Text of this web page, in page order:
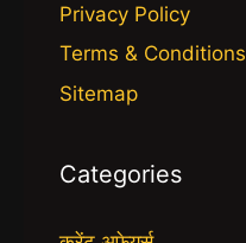
Privacy Policy
Terms & Conditions
Sitemap
Categories